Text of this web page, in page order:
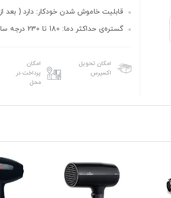
قابلیت خاموش شدن خودکار: دارد ( بعد از 60 دقیقه )
گستره‌ی حداکثر دما: 180 تا 230 درجه سانتی گراد
امکان تحویل
اکسپرس
امکان
پرداخت در
محل